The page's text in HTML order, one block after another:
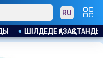
RU
104 МЫҢНАН АСТАМ